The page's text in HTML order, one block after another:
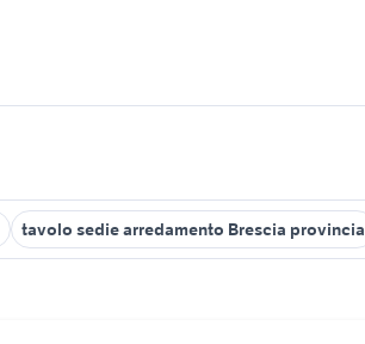
tavolo sedie arredamento Brescia provincia